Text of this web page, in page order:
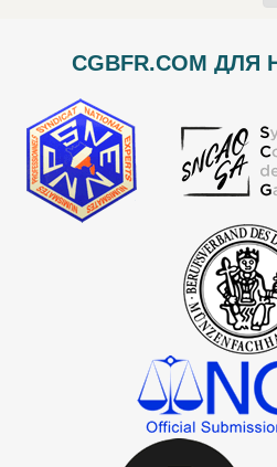
CGBFR.COM